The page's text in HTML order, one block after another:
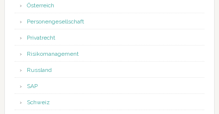
Österreich
Personengesellschaft
Privatrecht
Risikomanagement
Russland
SAP
Schweiz